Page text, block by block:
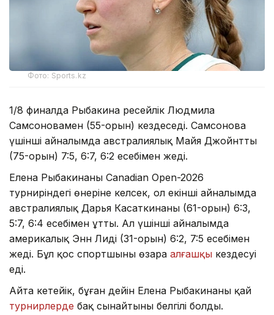
Фото: Sports.kz
1/8 финалда Рыбакина ресейлік Людмила
Самсоновамен (55-орын) кездеседі. Самсонова
үшінші айналымда австралиялық Майя Джойнтты
(75-орын) 7:5, 6:7, 6:2 есебімен жеңді.
Елена Рыбакинаның Canadian Open-2026
турниріндегі өнеріне келсек, ол екінші айналымда
австралиялық Дарья Касаткинаны (61-орын) 6:3,
5:7, 6:4 есебімен ұтты. Ал үшінші айналымда
америкалық Энн Лиді (31-орын) 6:2, 7:5 есебімен
жеңді. Бұл қос спортшының өзара алғашқы кездесуі
еді.
Айта кетейік, бұған дейін Елена Рыбакинаның қай
турнирлерде бақ сынайтыны белгілі болды.